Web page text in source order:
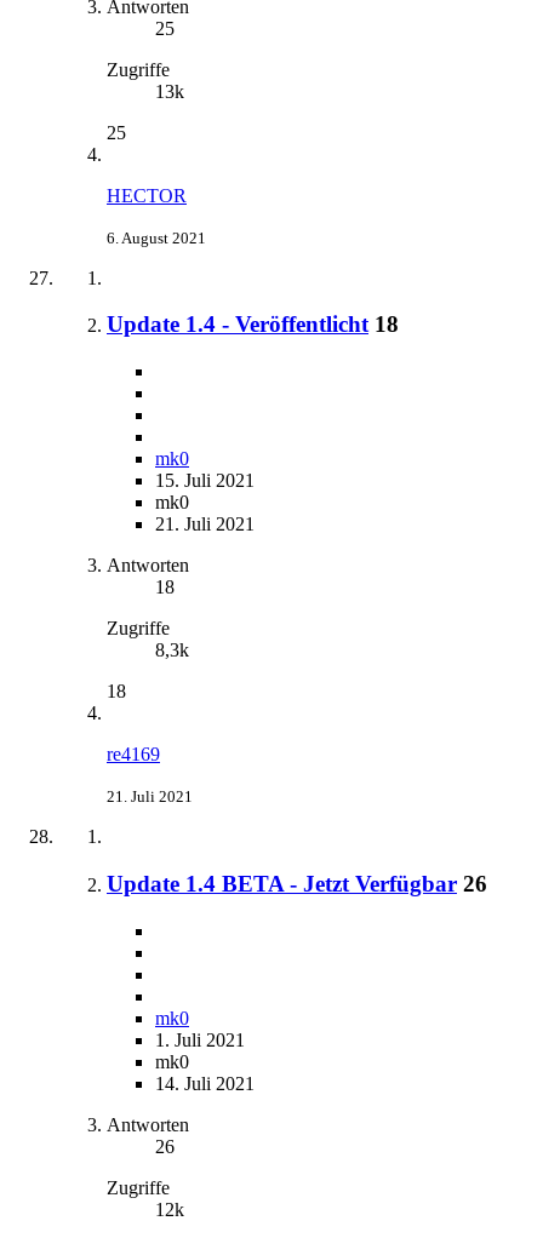
Antworten
25
Zugriffe
13k
25
HECTOR
6. August 2021
Update 1.4 - Veröffentlicht 18
mk0
15. Juli 2021
mk0
21. Juli 2021
Antworten
18
Zugriffe
8,3k
18
re4169
21. Juli 2021
Update 1.4 BETA - Jetzt Verfügbar 26
mk0
1. Juli 2021
mk0
14. Juli 2021
Antworten
26
Zugriffe
12k